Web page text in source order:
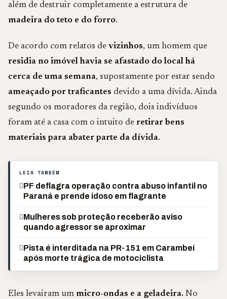
além de destruir completamente a estrutura de
madeira do teto e do forro.
De acordo com relatos de vizinhos, um homem que
residia no imóvel havia se afastado do local há
cerca de uma semana, supostamente por estar sendo
ameaçado por traficantes devido a uma dívida. Ainda
segundo os moradores da região, dois indivíduos
foram até a casa com o intuito de retirar bens
materiais para abater parte da dívida.
LEIA TAMBÉM
PF deflagra operação contra abuso infantil no
Paraná e prende idoso em flagrante
Mulheres sob proteção receberão aviso
quando agressor se aproximar
Pista é interditada na PR-151 em Carambeí
após morte trágica de motociclista
Eles levairam um micro-ondas e a geladeira. No